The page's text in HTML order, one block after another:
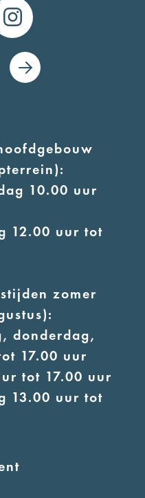
10.00 uur
12.00 uur tot
zomer
donderdag,
17.00 uur
tot 17.00 uur
13.00 uur tot